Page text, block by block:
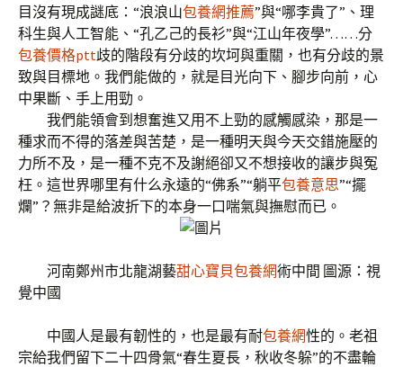
目沒有現成謎底：“浪浪山包養網推薦”與“哪李貴了”、理
科生與人工智能、“孔乙己的長衫”與“江山年夜學”……分
包養價格ptt歧的階段有分歧的坎坷與重關，也有分歧的景
致與目標地。我們能做的，就是目光向下、腳步向前，心
中果斷、手上用勁。
我們能領會到想奮進又用不上勁的感觸感染，那是一
種求而不得的落差與苦楚，是一種明天與今天交錯施壓的
力所不及，是一種不克不及謝絕卻又不想接收的讓步與冤
枉。這世界哪里有什么永遠的“佛系”“躺平包養意思”“擺
爛”？無非是給波折下的本身一口喘氣與撫慰而已。
河南鄭州市北龍湖藝甜心寶貝包養網術中間 圖源：視
覺中國
中國人是最有韌性的，也是最有耐包養網性的。老祖
宗給我們留下二十四骨氣“春生夏長，秋收冬躲”的不盡輪